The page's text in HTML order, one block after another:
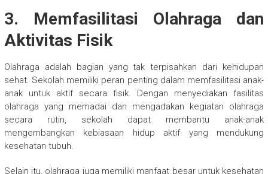
3. Memfasilitasi Olahraga dan
Aktivitas Fisik
Olahraga adalah bagian yang tak terpisahkan dari kehidupan
sehat. Sekolah memiliki peran penting dalam memfasilitasi anak-
anak untuk aktif secara fisik. Dengan menyediakan fasilitas
olahraga yang memadai dan mengadakan kegiatan olahraga
secara rutin, sekolah dapat membantu anak-anak
mengembangkan kebiasaan hidup aktif yang mendukung
kesehatan tubuh.
Selain itu, olahraga juga memiliki manfaat besar untuk kesehatan